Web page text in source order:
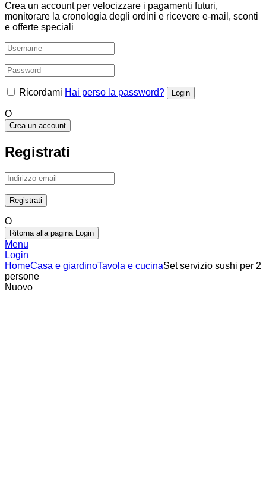
Crea un account per velocizzare i pagamenti futuri,
monitorare la cronologia degli ordini e ricevere e-mail, sconti
e offerte speciali
Ricordami Hai perso la password?
O
Crea un account
Registrati
O
Ritorna alla pagina Login
Menu
Login
HomeCasa e giardinoTavola e cucinaSet servizio sushi per 2
persone
Nuovo